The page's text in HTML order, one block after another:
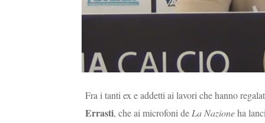
Fra i tanti ex e addetti ai lavori che hanno
Errasti, che ai microfoni de La Nazioneha